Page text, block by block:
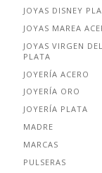
JOYAS DISNEY
JOYAS MAREA
JOYAS VIRGEN
PLATA
JOYERÍA ACERO
JOYERÍA ORO
JOYERÍA PLATA
MADRE
MARCAS
PULSERAS